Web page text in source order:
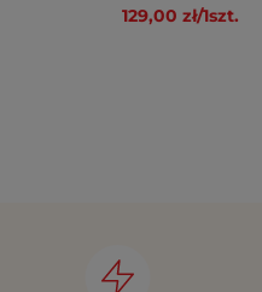
129,00 zł/1szt.